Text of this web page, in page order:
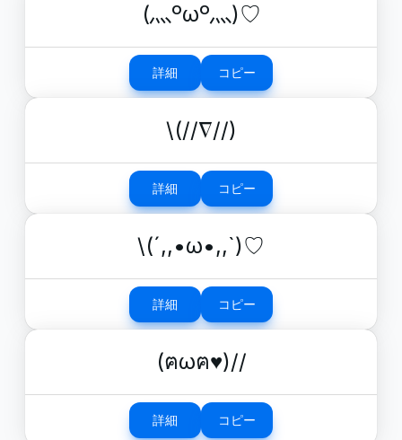
(灬ºωº灬)♡
詳細 コピー
\(//∇//)
詳細 コピー
\(´,,•ω•,,`)♡
詳細 コピー
(ฅωฅ♥)//
詳細 コピー